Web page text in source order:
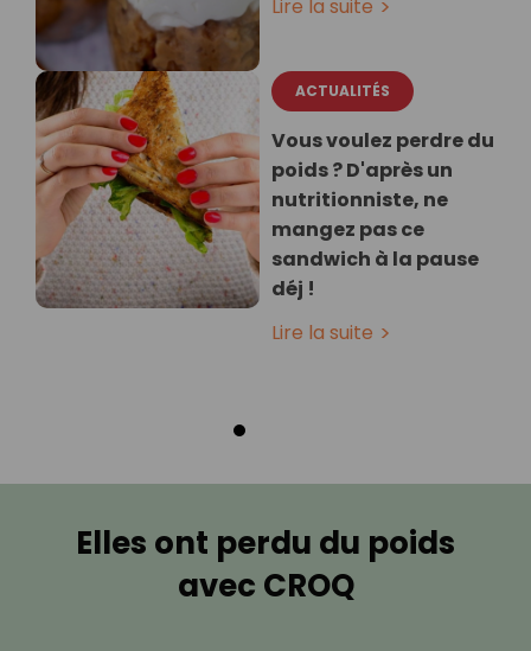
Lire la suite
ACTUALITÉS
Vous voulez perdre du
poids ? D'après un
nutritionniste, ne
mangez pas ce
sandwich à la pause
déj !
Lire la suite
Elles ont perdu du poids
avec CROQ